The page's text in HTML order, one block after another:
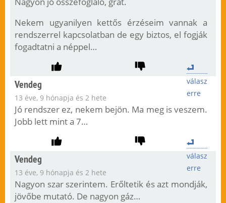
Nekem ugyanilyen kettős érzéseim vannak a
rendszerrel kapcsolatban de egy biztos, el fogják
fogadtatni a néppel…
válasz
erre
Vendeg
13 éve, 9 hónapja és 2 hete
Jó rendszer ez, nekem bejön. Ma meg is veszem.
Jobb lett mint a 7…
válasz
erre
Vendeg
13 éve, 9 hónapja és 2 hete
Nagyon szar szerintem. Erőltetik és azt mondják,
jövőbe mutató. De nagyon gáz…